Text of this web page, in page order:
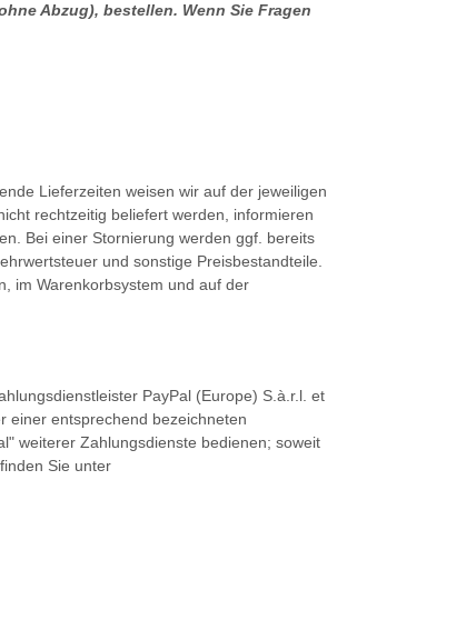
Abzug), bestellen. Wenn Sie Fragen
Lieferzeiten weisen wir auf der jeweiligen
rechtzeitig beliefert werden, informieren
Bei einer Stornierung werden ggf. bereits
und sonstige Preisbestandteile.
im Warenkorbsystem und auf der
PayPal (Europe) S.à.r.l. et
einer entsprechend bezeichneten
weiterer Zahlungsdienste bedienen; soweit
Sie unter